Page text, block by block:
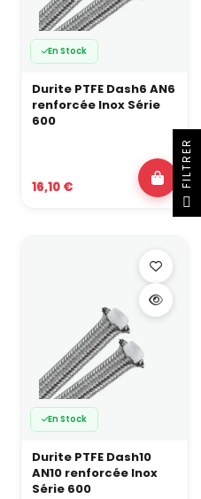
En Stock
Durite PTFE Dash6 AN6
renforcée Inox Série
600
16,10 €
En Stock
Durite PTFE Dash10
AN10 renforcée Inox
Série 600
R